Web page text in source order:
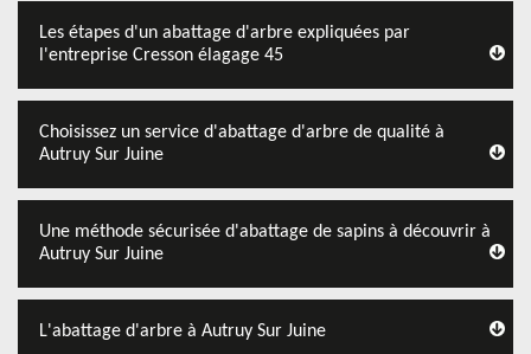
Les étapes d'un abattage d'arbre expliquées par
l'entreprise Cresson élagage 45
Choisissez un service d'abattage d'arbre de qualité à
Autruy Sur Juine
Une méthode sécurisée d'abattage de sapins à découvrir à
Autruy Sur Juine
L'abattage d'arbre à Autruy Sur Juine